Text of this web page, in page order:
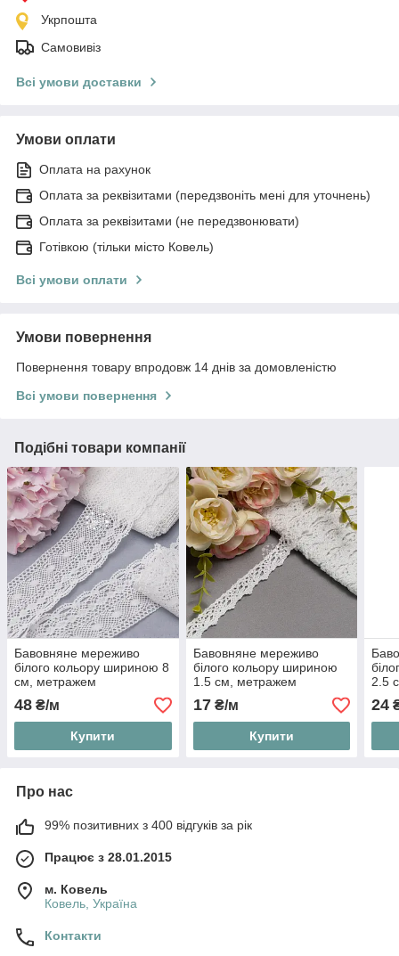
Укрпошта
Самовивіз
Всі умови доставки
Умови оплати
Оплата на рахунок
Оплата за реквізитами (передзвоніть мені для уточнень)
Оплата за реквізитами (не передзвонювати)
Готівкою (тільки місто Ковель)
Всі умови оплати
Умови повернення
Повернення товару впродовж 14 днів за домовленістю
Всі умови повернення
Подібні товари компанії
Бавовняне мереживо
білого кольору шириною 8
см, метражем
48 ₴/м
Купити
Бавовняне мереживо
білого кольору шириною
1.5 см, метражем
17₴/м
Купити
2.5
24
Про нас
99% позитивних з 400 відгуків за рік
Працює з 28.01.2015
м. Ковель
Ковель, Україна
Контакти